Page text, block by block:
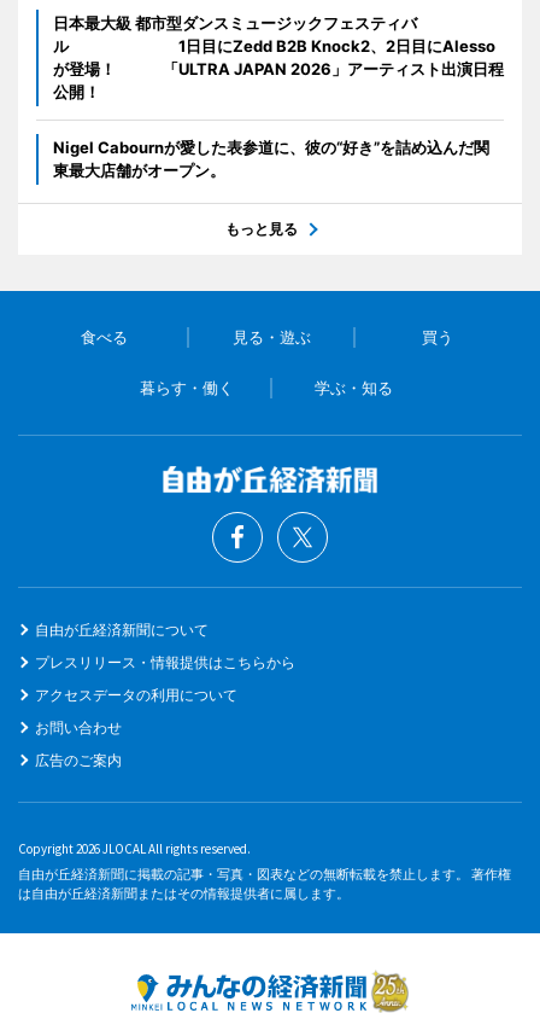
日本最大級 都市型ダンスミュージックフェスティバ
ル 1日目にZedd B2B Knock2、2日目にAlesso
が登場！ 「ULTRA JAPAN 2026」アーティスト出演日程
公開！
Nigel Cabournが愛した表参道に、彼の“好き”を詰め込んだ関
東最大店舗がオープン。
もっと見る
食べる 見る・遊ぶ 買う
暮らす・働く 学ぶ・知る
自由が丘経済新聞について
プレスリリース・情報提供はこちらから
アクセスデータの利用について
お問い合わせ
広告のご案内
Copyright 2026 JLOCAL All rights reserved.
自由が丘経済新聞に掲載の記事・写真・図表などの無断転載を禁止します。 著作権
は自由が丘経済新聞またはその情報提供者に属します。